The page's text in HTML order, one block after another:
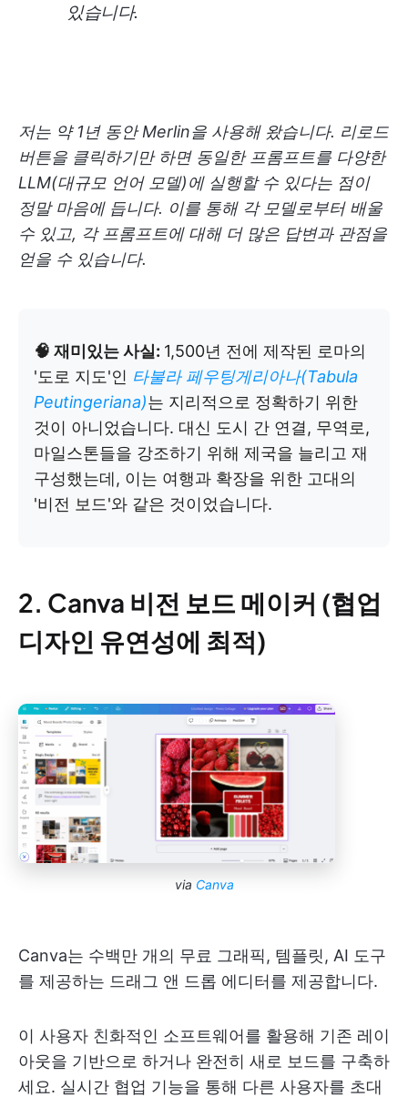
있습니다.
저는 약 1년 동안 Merlin을 사용해 왔습니다. 리로드
버튼을 클릭하기만 하면 동일한 프롬프트를 다양한
LLM(대규모 언어 모델)에 실행할 수 있다는 점이
정말 마음에 듭니다. 이를 통해 각 모델로부터 배울
수 있고, 각 프롬프트에 대해 더 많은 답변과 관점을
얻을 수 있습니다.
🧠 재미있는 사실: 1,500년 전에 제작된 로마의
'도로 지도'인 타불라 페우팅게리아나(Tabula
Peutingeriana)는 지리적으로 정확하기 위한
것이 아니었습니다. 대신 도시 간 연결, 무역로,
마일스톤들을 강조하기 위해 제국을 늘리고 재
구성했는데, 이는 여행과 확장을 위한 고대의
'비전 보드'와 같은 것이었습니다.
2. Canva 비전 보드 메이커 (협업
디자인 유연성에 최적)
via Canva
Canva는 수백만 개의 무료 그래픽, 템플릿, AI 도구
를 제공하는 드래그 앤 드롭 에디터를 제공합니다.
이 사용자 친화적인 소프트웨어를 활용해 기존 레이
아웃을 기반으로 하거나 완전히 새로 보드를 구축하
세요. 실시간 협업 기능을 통해 다른 사용자를 초대